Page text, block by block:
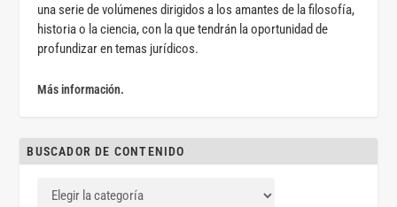
una serie de volúmenes dirigidos a los amantes de la filosofía,
historia o la ciencia, con la que tendrán la oportunidad de
profundizar en temas jurídicos.
Más información.
BUSCADOR DE CONTENIDO